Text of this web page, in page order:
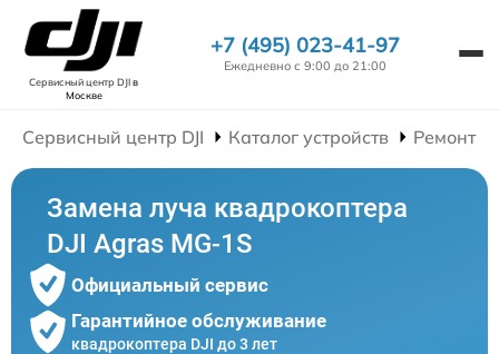
Сервисный центр DJIв
Москве
+7 (495) 023-41-97
Ежедневно с 9:00 до 21:00
Сервисный центр DJI Каталог устройств Ремонт
Замена луча квадрокоптера
DJI Agras MG-1S
Официальный сервис
Гарантийное обслуживание
квадрокоптера DJI до 3 лет